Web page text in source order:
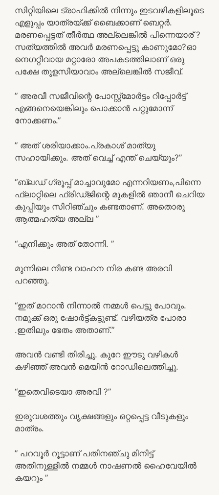
സിറ്റിയിലെ ട്രാഫിക്കിൽ നിന്നും ഇടവഴികളിലൂടെ
എളുപ്പം യാത്രയ്ക്ക് ബൈക്കാണ് ബെറ്റർ.
മരണപ്പെട്ടത് തീർത്ഥ അല്ലെങ്കിൽ പിന്നെയാര് ?
സത്യത്തിൽ അവർ മരണപ്പെട്ടു കാണുമോ?ഓ
നെഗറ്റീവായ മറ്റാരോ അപകടത്തിലാണ് ഒരു
പക്ഷേ തുളസിയാവാം അല്ലെങ്കിൽ സജീവ്.
” അരവീ സജീവിന്റെ പോസ്റ്റ്മോർട്ടം റിപ്പോർട്ട്
എങ്ങനെയെങ്കിലും പൊക്കാൻ പറ്റുമോന്ന്
നോക്കണം.”
” അത് ശരിയാക്കാം.പ്രകാശ് മാത്യു
സഹായിക്കും. അത് വെച്ച് എന്ത് ചെയ്യും?”
“ബ്ലഡ് ഗ്രൂപ്പ് മാച്ചാവുമോ എന്നറിയണം,പിന്നെ
ഫ്ലാറ്റിലെ ഫ്രിഡ്ജിന്റെ മുകളിൽ ഞാനീ ചെറിയ
കുപ്പിയും സിറിഞ്ചും കണ്ടതാണ്. അതൊരു
ആത്മഹത്യ അല്ല ”
“എനിക്കും അത് തോന്നി. ”
മുന്നിലെ നീണ്ട വാഹന നിര കണ്ട അരവി
പറഞ്ഞു.
“ഇത് മാറാൻ നിന്നാൽ നമ്മൾ പെട്ടു പോവും.
നമുക്ക് ഒരു ഷോർട്ട്കട്ടുണ്ട്. വഴിയത്ര പോരാ
.ഇതിലും ഭേതം അതാണ്.”
അവൻ വണ്ടി തിരിച്ചു. കുറേ ഈടു വഴികൾ
കഴിഞ്ഞ് അവൻ മെയിൻ റോഡിലെത്തിച്ചു.
“ഇതെവിടെയാ അരവി ?”
ഇരുവശത്തും വൃക്ഷങ്ങളും ഒറ്റപ്പെട്ട വീടുകളും
മാത്രം.
” പറവൂർ റൂട്ടാണ് പതിനഞ്ചു മിനിട്ട്
അതിനുള്ളിൽ നമ്മൾ നാഷണൽ ഹൈവേയിൽ
കയറും ”